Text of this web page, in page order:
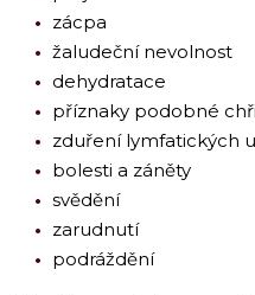
zácpa
žaludeční nevolnost
dehydratace
příznaky podobné
zduření lymfatických
bolesti a záněty
svědění
zarudnutí
podráždění